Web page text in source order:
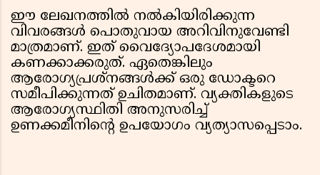
ഈ ലേഖനത്തിൽ നൽകിയിരിക്കുന്ന
വിവരങ്ങൾ പൊതുവായ അറിവിനുവേണ്ടി
മാത്രമാണ്. ഇത് വൈദ്യോപദേശമായി
കണക്കാക്കരുത്. ഏതെങ്കിലും
ആരോഗ്യപ്രശ്നങ്ങൾക്ക് ഒരു ഡോക്ടറെ
സമീപിക്കുന്നത് ഉചിതമാണ്. വ്യക്തികളുടെ
ആരോഗ്യസ്ഥിതി അനുസരിച്ച്
ഉണക്കമീനിന്റെ ഉപയോഗം വ്യത്യാസപ്പെടാം.